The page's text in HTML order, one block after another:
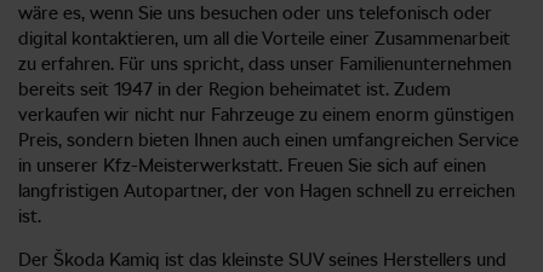
wäre es, wenn Sie uns besuchen oder uns telefonisch oder
digital kontaktieren, um all die Vorteile einer Zusammenarbeit
zu erfahren. Für uns spricht, dass unser Familienunternehmen
bereits seit 1947 in der Region beheimatet ist. Zudem
verkaufen wir nicht nur Fahrzeuge zu einem enorm günstigen
Preis, sondern bieten Ihnen auch einen umfangreichen Service
in unserer Kfz-Meisterwerkstatt. Freuen Sie sich auf einen
langfristigen Autopartner, der von Hagen schnell zu erreichen
ist.
Der Škoda Kamiq ist das kleinste SUV seines Herstellers und